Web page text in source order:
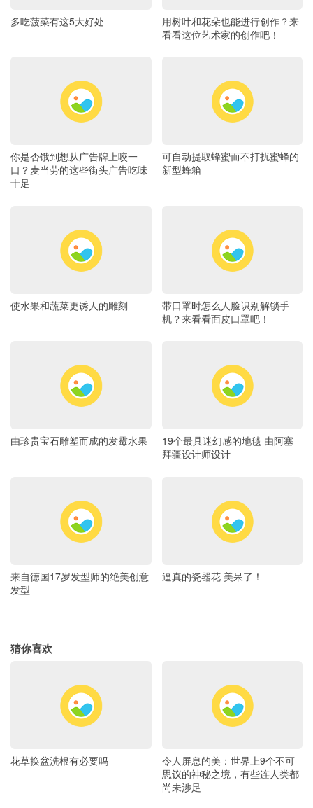
多吃菠菜有这5大好处
用树叶和花朵也能进行创作？来
看看这位艺术家的创作吧！
你是否饿到想从广告牌上咬一
口？麦当劳的这些街头广告吃味
十足
可自动提取蜂蜜而不打扰蜜蜂的
新型蜂箱
使水果和蔬菜更诱人的雕刻
带口罩时怎么人脸识别解锁手
机？来看看面皮口罩吧！
由珍贵宝石雕塑而成的发霉水果
19个最具迷幻感的地毯 由阿塞
拜疆设计师设计
来自德国17岁发型师的绝美创意
发型
逼真的瓷器花 美呆了！
猜你喜欢
花草换盆洗根有必要吗
令人屏息的美：世界上9个不可
思议的神秘之境，有些连人类都
尚未涉足